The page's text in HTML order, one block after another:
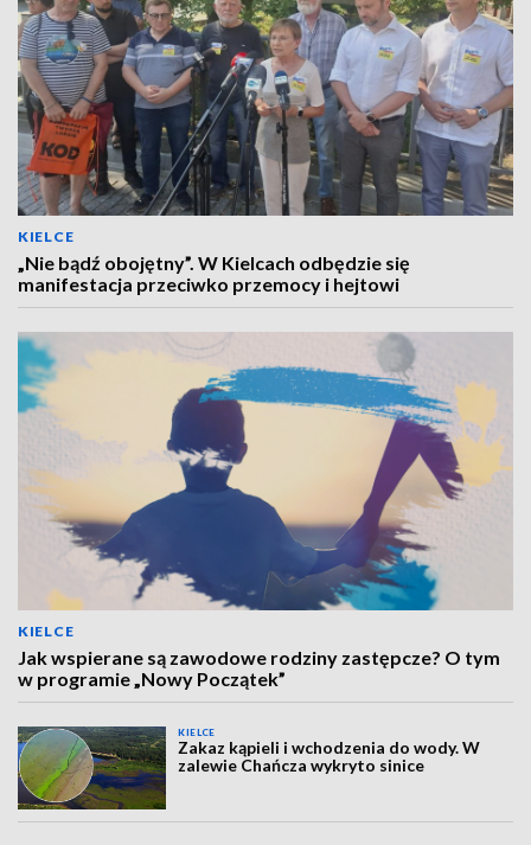
KIELCE
„Nie bądź obojętny”. W Kielcach odbędzie się
manifestacja przeciwko przemocy i hejtowi
KIELCE
Jak wspierane są zawodowe rodziny zastępcze? O tym
w programie „Nowy Początek”
KIELCE
Zakaz kąpieli i wchodzenia do wody. W
zalewie Chańcza wykryto sinice